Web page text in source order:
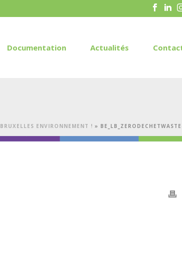
Documentation Actualités
ENVIRONNEMENT ! »